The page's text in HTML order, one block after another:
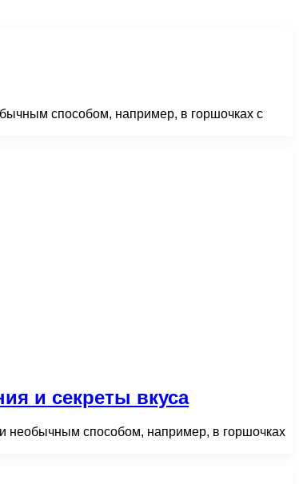
способом, например, в горшочках с
и секреты вкуса
необычным способом, например, в горшочках